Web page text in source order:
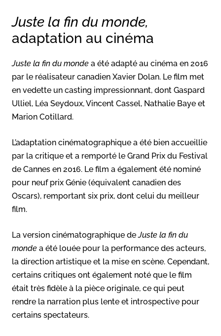
Juste la fin du monde,
adaptation au cinéma
Juste la fin du monde a été adapté au cinéma en 2016
par le réalisateur canadien Xavier Dolan. Le film met
en vedette un casting impressionnant, dont Gaspard
Ulliel, Léa Seydoux, Vincent Cassel, Nathalie Baye et
Marion Cotillard.
L’adaptation cinématographique a été bien accueillie
par la critique et a remporté le Grand Prix du Festival
de Cannes en 2016. Le film a également été nominé
pour neuf prix Génie (équivalent canadien des
Oscars), remportant six prix, dont celui du meilleur
film.
La version cinématographique deJuste la fin du
monde a été louée pour la performance des acteurs,
la direction artistique et la mise en scène. Cependant,
certains critiques ont également noté que le film
était très fidèle à la pièce originale, ce qui peut
rendre la narration plus lente et introspective pour
certains spectateurs.